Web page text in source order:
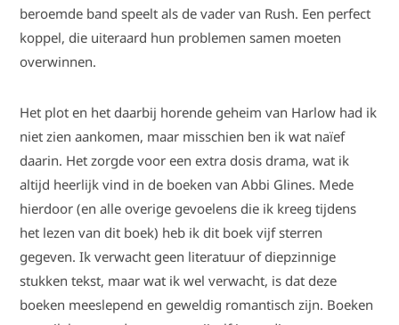
beroemde band speelt als de vader van Rush. Een perfect
koppel, die uiteraard hun problemen samen moeten
overwinnen.
Het plot en het daarbij horende geheim van Harlow had ik
niet zien aankomen, maar misschien ben ik wat naïef
daarin. Het zorgde voor een extra dosis drama, wat ik
altijd heerlijk vind in de boeken van Abbi Glines. Mede
hierdoor (en alle overige gevoelens die ik kreeg tijdens
het lezen van dit boek) heb ik dit boek vijf sterren
gegeven. Ik verwacht geen literatuur of diepzinnige
stukken tekst, maar wat ik wel verwacht, is dat deze
boeken meeslepend en geweldig romantisch zijn. Boeken